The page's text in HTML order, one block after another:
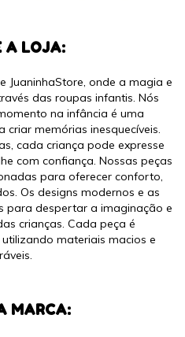
A LOJA:
JuaninhaStore, onde a magia e
das roupas infantis. Nós
na infância é uma
memórias inesquecíveis.
cada criança pode expresse
com confiança. Nossas peças
para oferecer conforto,
Os designs modernos e as
para despertar a imaginação e
crianças. Cada peça é
materiais macios e
MARCA: